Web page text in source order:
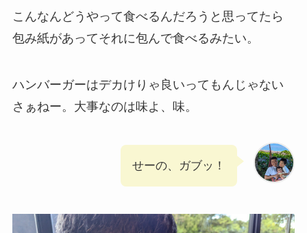
こんなんどうやって食べるんだろうと思ってたら
包み紙があってそれに包んで食べるみたい。
ハンバーガーはデカけりゃ良いってもんじゃない
さぁねー。大事なのは味よ、味。
せーの、ガブッ！